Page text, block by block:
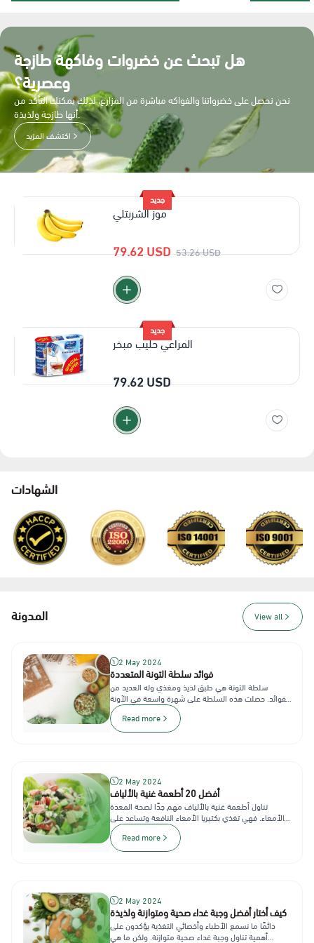
هل تبحث عن خضروات وفاكهة طازجة
وعصرية؟
نحن نحصل على خضرواتنا والفواكه مباشرة من المزارع، لذلك يمكنك التأكد من
أنها طازجة ولذيذة.
اكتشف المزيد
جديد
موز الشربتلي
79.62 USD 53.26 USD
جديد
المراعي حليب مبخر
79.62 USD
الشهادات
المدونة View all
2 May 2024
فوائد سلطة التونة المتعددة
سلطة التونة هي طبق لذيذ ومغذي وله العديد من
الفوائد. حصلت هذه السلطة على شهرة واسعة في الآونة
Read more
2 May 2024
أفضل 20 أطعمة غنية بالألياف
تناول أطعمة غنية بالألياف مهم جدًا لصحة المعدة
والأمعاء. فهي تغذي بكتيريا الأمعاء النافعة وتساعد على
خسارة الوزن وتخفّض...
Read more
2 May 2024
كيف أختار أفضل وجبة غداء صحية ومتوازنة ولذيذة
دائمًا ما نسمع الأطباء وأخصائي التغذية يؤكدون على
أهمية تناول وجبة غداء صحية متوازنة. ولكن ما هي